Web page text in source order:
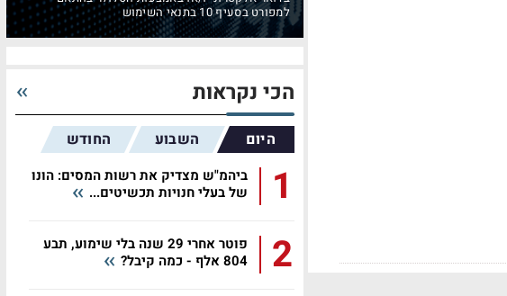
למפורט בסעיף 10 בתנאי השימוש
הכי נקראות
היום השבוע החודש
1
ביהמ"ש מצדיק את רשות המסים: הונו
של בעלי חנויות תכשיטים...
2
פוטר אחרי 29 שנה בלי שימוע, תבע
804 אלף - כמה קיבל?